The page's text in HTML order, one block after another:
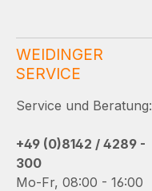
WEIDINGER
SERVICE
Service und Beratung:
+49 (0)8142 / 4289 -
300
Mo-Fr, 08:00 - 16:00